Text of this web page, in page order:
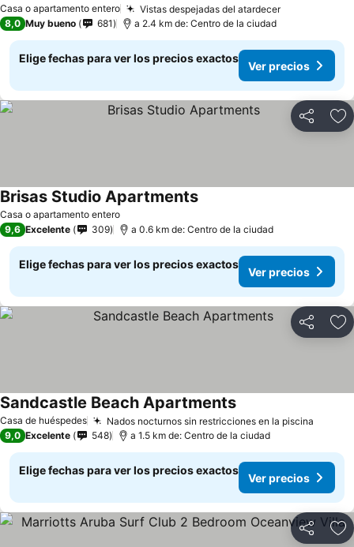
Casa o apartamento entero
Vistas despejadas del atardecer
8,0 Muy bueno 681 a 2.4 km de: Centro de la ciudad
Elige fechas para ver los precios exactos
Ver precios
Compartir
Casa o apartamento entero
Brisas Studio Apartments
9,6 Excelente 309 a 0.6 km de: Centro de la ciudad
Elige fechas para ver los precios exactos
Ver precios
Compartir
Casa de huéspedes Nados nocturnos sin restricciones en la piscina
Sandcastle Beach Apartments
9,0 Excelente 548 a 1.5 km de: Centro de la ciudad
Elige fechas para ver los precios exactos
Ver precios
Compartir